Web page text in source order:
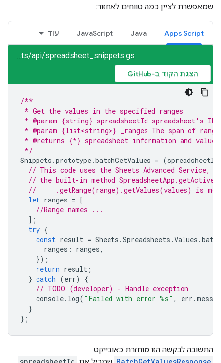
שמאפשרת לציין כמה טווחים לאחזור:
Apps Script
Java
JavaScript עוד
sheets/api/spreadsheet_snippets.gs
הצגת הקוד ב-GitHub
/**
* Get the values in the specified ranges
* @param {string} spreadsheetId spreadsheet's ID
* @param {list<string>} _ranges The span of
* @returns {*} spreadsheet information and values
*/
Snippets .prototype.batchGetValues = (spreadsheetId
// This code uses the Sheets Advanced Service,
// the built-in method
//     .getRange(range).getValues(values) is
let ranges = [
//Range names ...
];
try {
const result = Sheets .Spreadsheets .Values .
ranges : ranges,
});
return result ;
} catch (err)
{
// TODO (developer) - Handle exception
console. log( "Failed with error %s" , err .
}
};
התשובה לבקשה הזו מוחזרת כאובייקט